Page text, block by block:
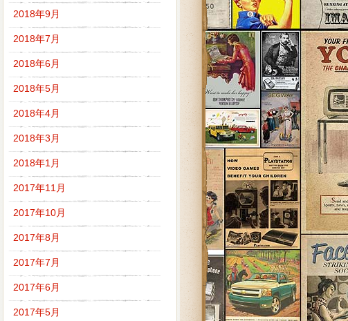
2018年9月
2018年7月
2018年6月
2018年5月
2018年4月
2018年3月
2018年1月
2017年11月
2017年10月
2017年8月
2017年7月
2017年6月
2017年5月